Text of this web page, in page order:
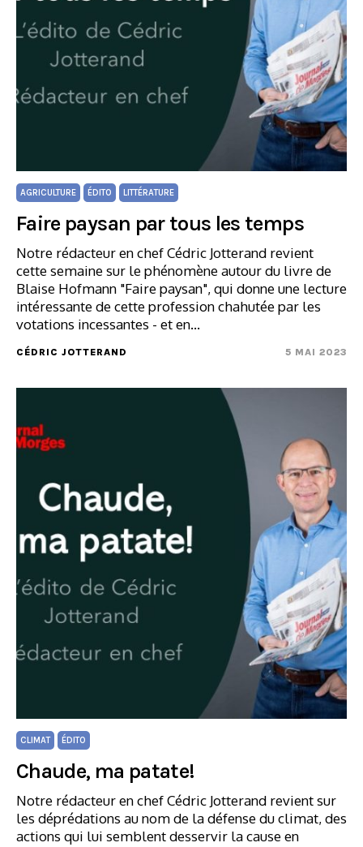
AGRICULTURE ÉDITO LITTÉRATURE
Faire paysan par tous les temps
Notre rédacteur en chef Cédric Jotterand revient
cette semaine sur le phénomène autour du livre de
Blaise Hofmann "Faire paysan", qui donne une lecture
intéressante de cette profession chahutée par les
votations incessantes - et en…
CÉDRIC JOTTERAND 5 MAI 2023
CLIMAT ÉDITO
Chaude, ma patate!
Notre rédacteur en chef Cédric Jotterand revient sur
les déprédations au nom de la défense du climat, des
actions qui lui semblent desservir la cause en